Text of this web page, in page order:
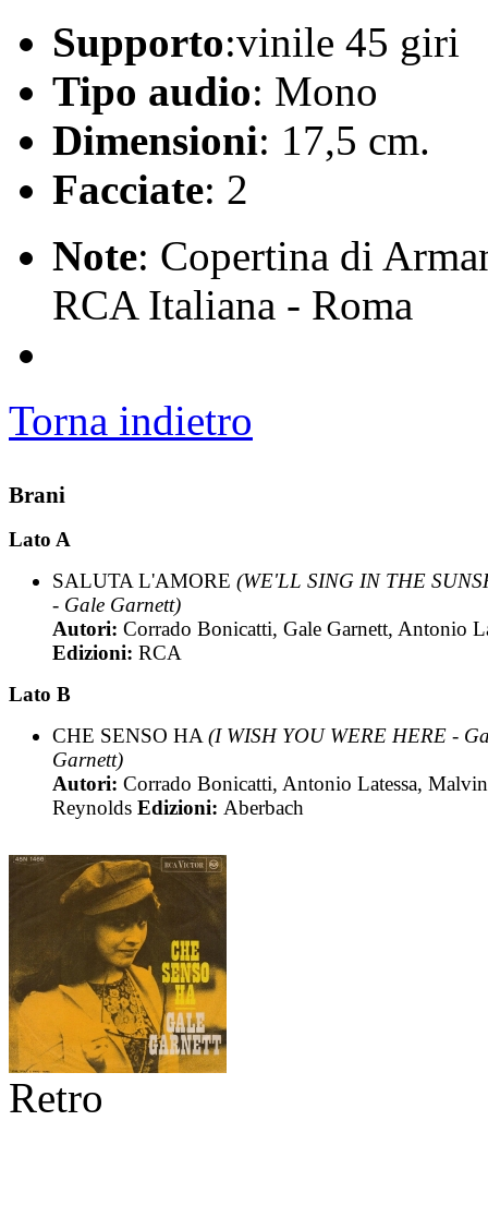
Supporto:vinile 45 giri
Tipo audio: Mono
Dimensioni: 17,5 cm.
Facciate: 2
Note: Copertina di
RCA Italiana - Roma
Torna indietro
Brani
Lato A
SALUTA L'AMORE (WE'LL SING IN THE
- Gale Garnett)
Autori: Corrado Bonicatti, Gale Garnett, Antonio
Edizioni: RCA
Lato B
CHE SENSO HA(I WISH YOU WERE HERE -
Garnett)
Autori: Corrado Bonicatti, Antonio Latessa,
Reynolds Edizioni: Aberbach
Retro